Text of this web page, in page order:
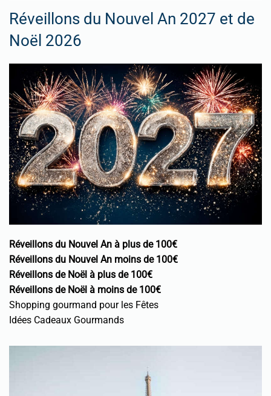
Réveillons du Nouvel An 2027 et de
Noël 2026
Réveillons du Nouvel An à plus de 100€
Réveillons du Nouvel An moins de 100€
Réveillons de Noël à plus de 100€
Réveillons de Noël à moins de 100€
Shopping gourmand pour les Fêtes
Idées Cadeaux Gourmands